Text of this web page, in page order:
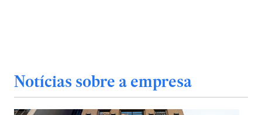
Notícias sobre a empresa